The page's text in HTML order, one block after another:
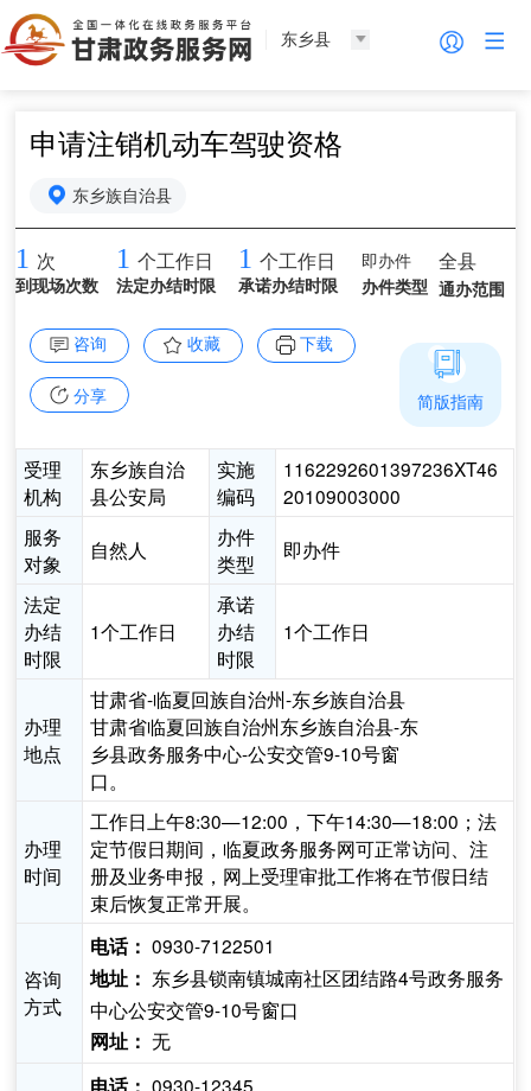
东乡县
申请注销机动车驾驶资格
东乡族自治县
1 次
到现场次数
1 个工作日
法定办结时限
1 个工作日
承诺办结时限
即办件
办件类型
全县
通办范围
咨询 收藏 下载
分享
受理
机构
东乡族自治
县公安局
实施
编码
1162292601397236XT46
20109003000
服务
对象
自然人
办件
类型
即办件
法定
办结
时限
1个工作日
承诺
办结
时限
1个工作日
办理
地点
甘肃省-临夏回族自治州-东乡族自治县
甘肃省临夏回族自治州东乡族自治县-东
乡县政务服务中心-公安交管9-10号窗
口。
办理
时间
工作日上午8:30—12:00，下午14:30—18:00；法
定节假日期间，临夏政务服务网可正常访问、注
册及业务申报，网上受理审批工作将在节假日结
束后恢复正常开展。
咨询
方式
电话： 0930-7122501
地址： 东乡县锁南镇城南社区团结路4号政务服务
中心公安交管9-10号窗口
网址： 无
0930-12345
简版指南